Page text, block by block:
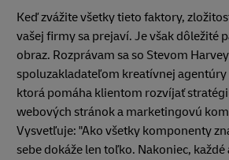
Keď zvážite všetky tieto faktory,
vašej firmy sa prejaví. Je však dôležité
obraz. Rozprávam sa so Stevom
spoluzakladateľom kreatívnej
ktorá pomáha klientom rozvíjať
webových stránok a marketingovú
Vysvetľuje: "Ako všetky komponenty
sebe dokáže len toľko. Nakoniec,